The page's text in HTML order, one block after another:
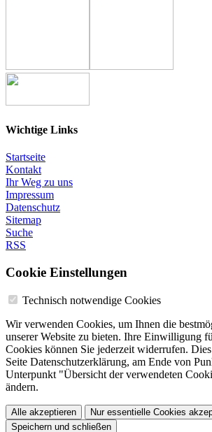
Wichtige Links
Startseite
Kontakt
Ihr Weg zu uns
Impressum
Datenschutz
Sitemap
Suche
RSS
Cookie Einstellungen
Technisch notwendige Cookies
Wir verwenden Cookies, um Ihnen die
unserer Website zu bieten. Ihre Einwilligung
Cookies können Sie jederzeit widerrufen.
Seite Datenschutzerklärung, am Ende von
Unterpunkt "Übersicht der verwendeten
ändern.
Alle akzeptieren
Nur essentielle Cookies
Speichern und schließen